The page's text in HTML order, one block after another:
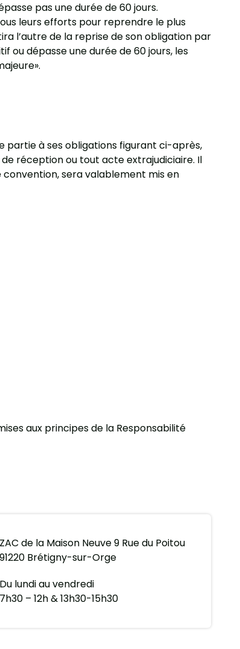
pas une durée de 60 jours.
leurs efforts pour reprendre le plus
l’autre de la reprise de son obligation par
ou dépasse une durée de 60 jours, les
partie à ses obligations figurant ci-après,
réception ou tout acte extrajudiciaire. Il
sera valablement mis en
aux principes de la Responsabilité
ZAC de la Maison Neuve 9 Rue du Poitou
91220 Brétigny-sur-Orge
Du lundi au vendredi
7h30 – 12h & 13h30-15h30